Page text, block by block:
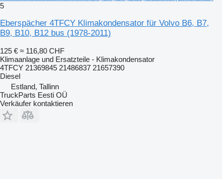
5
Eberspächer 4TFCY Klimakondensator für Volvo B6, B7,
B9, B10, B12 bus (1978-2011)
125 € ≈ 116,80 CHF
Klimaanlage und Ersatzteile - Klimakondensator
4TFCY 21369845 21486837 21657390
Diesel
Estland, Tallinn
TruckParts Eesti OÜ
Verkäufer kontaktieren